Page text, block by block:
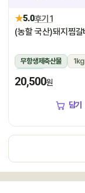
★5.0후기 1
(농할 국산)돼지찜
무항생제축산물
1kg
냉장
20,500원
담기